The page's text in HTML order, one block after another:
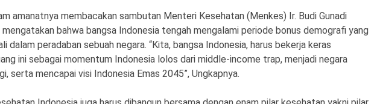
amanatnya membacakan sambutan Menteri Kesehatan (Menkes) Ir. Budi Gunadi
mengatakan bahwa bangsa Indonesia tengah mengalami periode bonus demografi yang
dalam peradaban sebuah negara. “Kita, bangsa Indonesia, harus bekerja keras
ini sebagai momentum Indonesia lolos dari middle-income trap, menjadi negara
serta mencapai visi Indonesia Emas 2045”, Ungkapnya.